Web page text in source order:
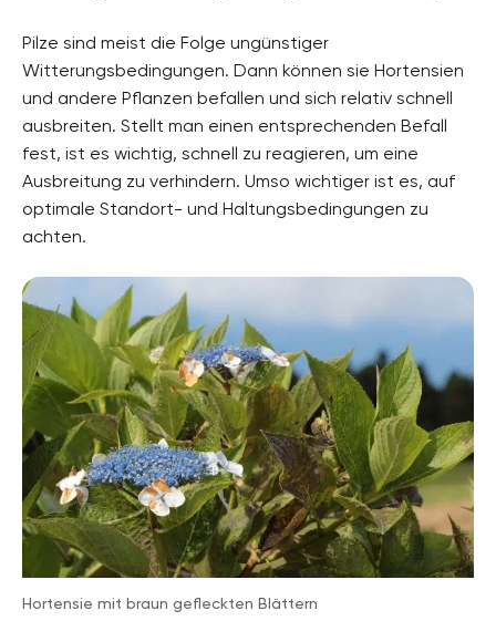
Pilze sind meist die Folge ungünstiger
Witterungsbedingungen. Dann können sie Hortensien
und andere Pflanzen befallen und sich relativ schnell
ausbreiten. Stellt man einen entsprechenden Befall
fest, ist es wichtig, schnell zu reagieren, um eine
Ausbreitung zu verhindern. Umso wichtiger ist es, auf
optimale Standort- und Haltungsbedingungen zu
achten.
Hortensie mit braun gefleckten Blättern